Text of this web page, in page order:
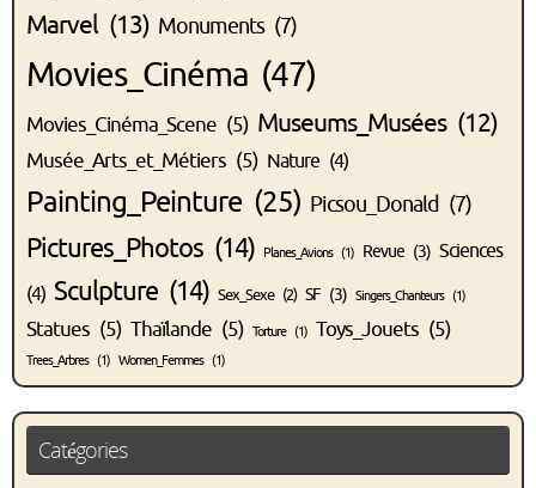
Marvel(13) Monuments(7)
Movies_Cinéma (47)
Movies_Cinéma_Scene (5) Museums_Musées(12)
Musée_Arts_et_Métiers (5) Nature (4)
Painting_Peinture(25) Picsou_Donald (7)
Pictures_Photos (14) Planes_Avions(1) Revue (3) Sciences
(4) Sculpture(14) Sex_Sexe(2) SF (3) Singers_Chanteurs(1)
Statues (5) Thaïlande (5) Torture(1) Toys_Jouets (5)
Trees_Arbres(1) Women_Femmes(1)
Catégories